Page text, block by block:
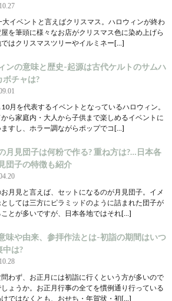
大イベントと言えばクリスマス。ハロウィンが終わ
を筆頭に様々なお店がクリスマス色に染め上げら
はクリスマスツリーやイルミネー[…]
ンの意味と歴史-起源は古代ケルトのサムハ
ボチャは?
月を代表するイベントとなっているハロウィン。
ら家庭内・大人から子供まで楽しめるイベントに
すし、ホラー調ながらポップでコ[…]
月見団子は何粉で作る? 重ね方は?…日本各
団子の特徴も紹介
月見と言えば、セットになるのが月見団子。イメ
しては三方にピラミッドのように詰まれた団子が
とが多いですが、日本各地ではそれ[…]
味や由来、参拝作法とは-初詣の期間はいつ
中は?
わず、お正月には初詣に行くという方が多いので
ょうか。お正月行事の全てを慣例通り行っている
けではなくとも、おせち・年賀状・初[…]